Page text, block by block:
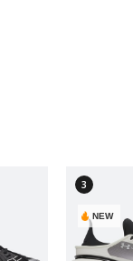
3
NEW